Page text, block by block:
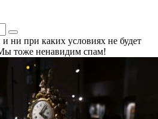
ни при каких условиях не будет
тоже ненавидим спам!